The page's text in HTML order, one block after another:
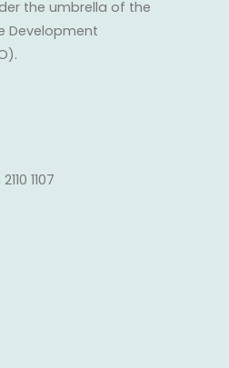
the umbrella of the
Development
1107